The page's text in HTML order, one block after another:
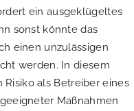
ein ausgeklügeltes
sonst könnte das
einen unzulässigen
werden. In diesem
als Betreiber eines
Maßnahmen